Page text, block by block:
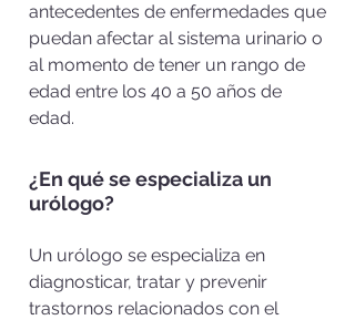
antecedentes de enfermedades que
puedan afectar al sistema urinario o
al momento de tener un rango de
edad entre los 40 a 50 años de
edad.
¿En qué se especializa un
urólogo?
Un urólogo se especializa en
diagnosticar, tratar y prevenir
trastornos relacionados con el